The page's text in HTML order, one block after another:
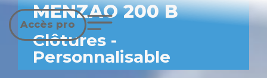
Accès pro
MENZAO 200 B
Clôtures -
Personnalisable